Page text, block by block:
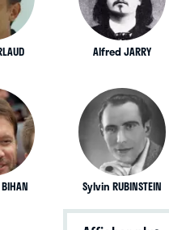
Alfred JARRY
Sylvin RUBINSTEIN